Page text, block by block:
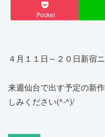
Pocket
４月１１日～２０日新宿
来週仙台で出す予定の新
しみください(^-^)/